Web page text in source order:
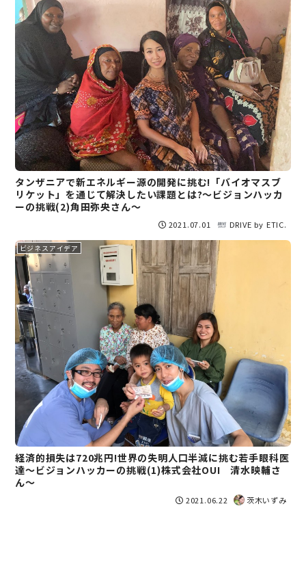
タンザニアで新エネルギー源の開発に挑む!「バイオマスブ
リケット」を通じて解決したい課題とは?～ビジョンハッカ
ーの挑戦(2)角田弥央さん～
2021.07.01 DRIVE by ETIC.
ビジネスアイデア
経済的損失は720兆円!世界の失明人口半減に挑む若手眼科医
達～ビジョンハッカーの挑戦(1)株式会社OUI 清水映輔さ
ん～
2021.06.22 茨木いずみ